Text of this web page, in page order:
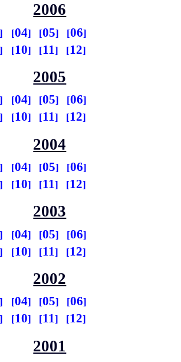
2006
04 05
06
10 11 12
2005
04 05
06
10 11 12
2004
04 05
06
10 11 12
2003
04 05
06
10 11 12
2002
04 05
06
10 11 12
2001